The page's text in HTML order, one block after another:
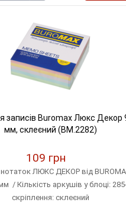
записів Buromax Люкс Декор
мм, склеєний (BM.2282)
109 грн
ЛЮКС ДЕКОР від
/ Кількість аркушів у блоці:
скріплення: склеєний